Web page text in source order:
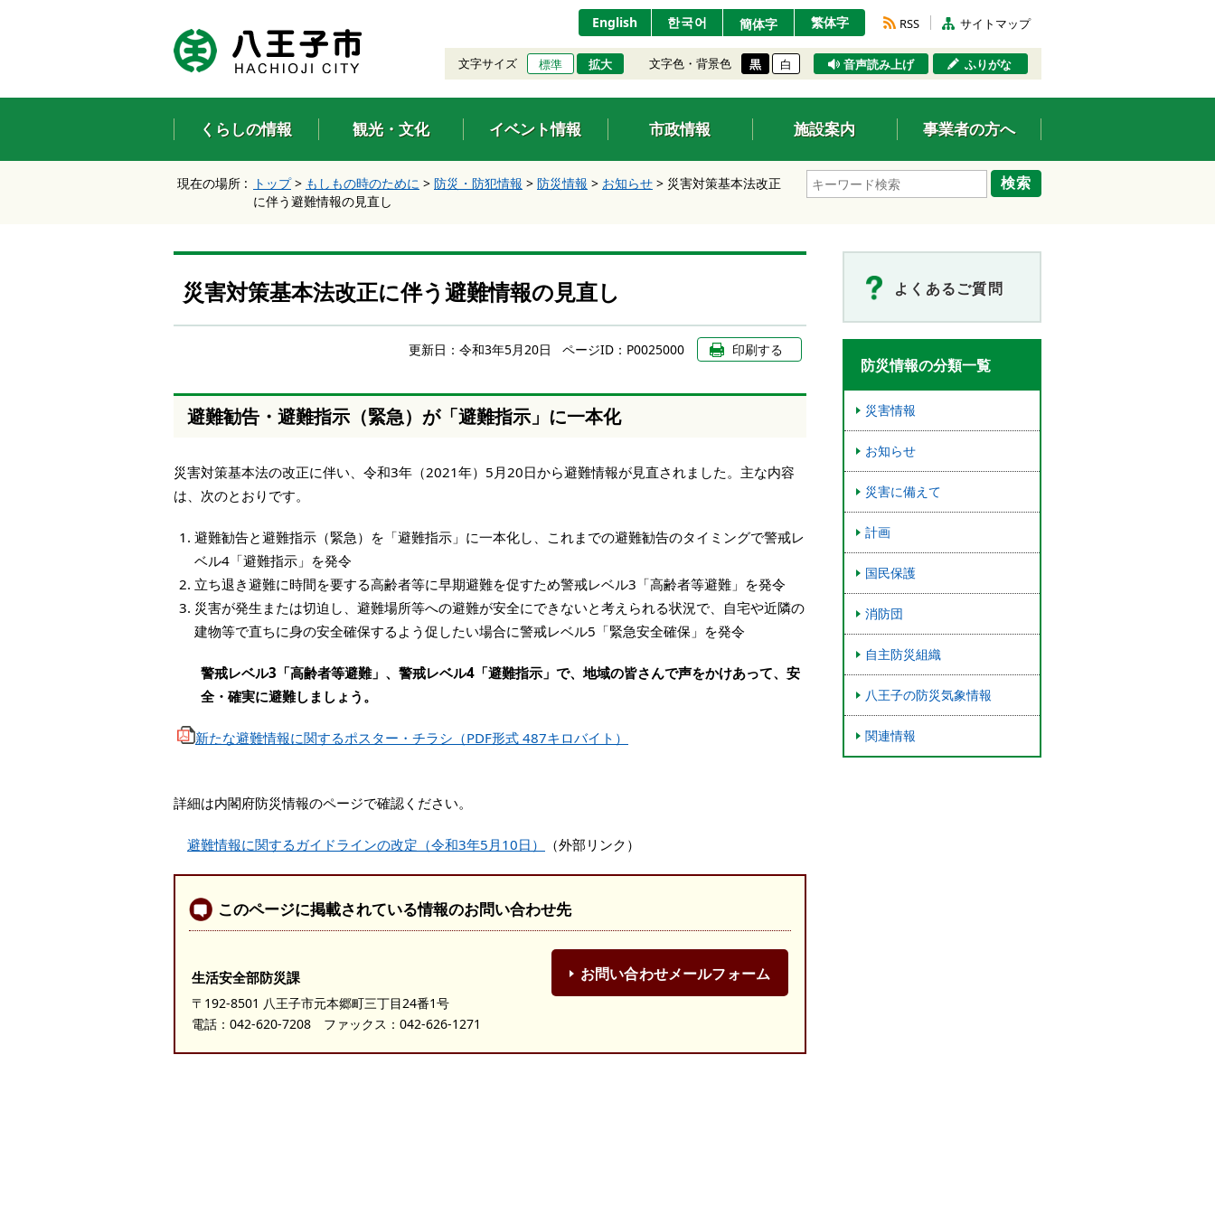
ン
タ
ー
キ
ナ
ビ
ョ
を
キ
て
移
動
し
す
English 한국어 簡体字 繁体字 RSS サイトマップ
文字サイズ 標準 拡大 文字色・背景色 黒 白 音声読み上げ ふりがな
くらしの情報 観光・文化 イベント情報 市政情報 施設案内 事業者の方へ
検索
現在の場所 : トップ> もしもの時のために > 防災・防犯情報 > 防災情報 > お知らせ > 災害対策基本法改正
に伴う避難情報の見直し
災害対策基本法改正に伴う避難情報の見直し
更新日： 令和3年5月20日 ページID：P0025000 印刷する
避難勧告・避難指示（緊急）が「避難指示」に一本化
災害対策基本法の改正に伴い、令和3年（2021年）5月20日から避難情報が見直されました。主な内容
は、次のとおりです。
避難勧告と避難指示（緊急）を「避難指示」に一本化し、これまでの避難勧告のタイミングで警戒レ
ベル4「避難指示」を発令
立ち退き避難に時間を要する高齢者等に早期避難を促すため警戒レベル3「高齢者等避難」を発令
災害が発生または切迫し、避難場所等への避難が安全にできないと考えられる状況で、自宅や近隣の
建物等で直ちに身の安全確保するよう促したい場合に警戒レベル5「緊急安全確保」を発令
警戒レベル3「高齢者等避難」、警戒レベル4「避難指示」で、地域の皆さんで声をかけあって、安
全・確実に避難しましょう。
新たな避難情報に関するポスター・チラシ（PDF形式 487キロバイト）
詳細は内閣府防災情報のページで確認ください。
避難情報に関するガイドラインの改定（令和3年5月10日） （外部リンク）
このページに掲載されている情報のお問い合わせ先
生活安全部防災課
〒192-8501 八王子市元本郷町三丁目24番1号
電話： 042-620-7208 ファックス：042-626-1271
お問い合わせメールフォーム
よくあるご質問
防災情報の分類一覧
災害情報
お知らせ
災害に備えて
計画
国民保護
消防団
自主防災組織
八王子の防災気象情報
関連情報